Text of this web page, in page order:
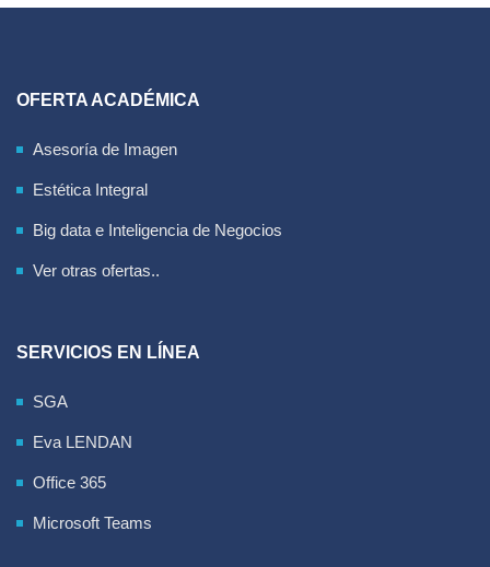
OFERTA ACADÉMICA
Asesoría de Imagen
Estética Integral
Big data e Inteligencia de Negocios
Ver otras ofertas..
SERVICIOS EN LÍNEA
SGA
Eva LENDAN
Office 365
Microsoft Teams